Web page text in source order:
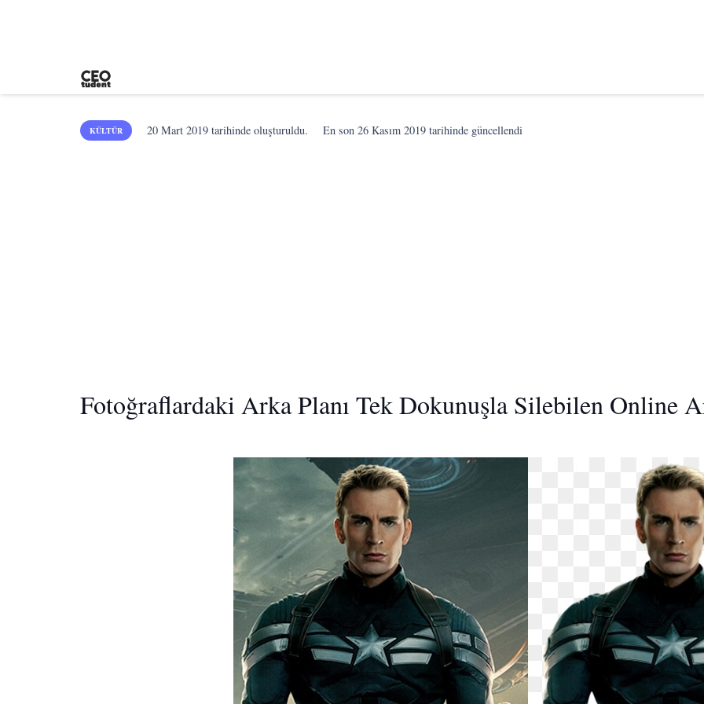
KÜLTÜR 20 Mart 2019 tarihinde oluşturuldu. En son26 Kasım 2019 tarihinde güncellendi
Fotoğraflardaki Arka Planı Tek Dokunuşla Silebilen Online